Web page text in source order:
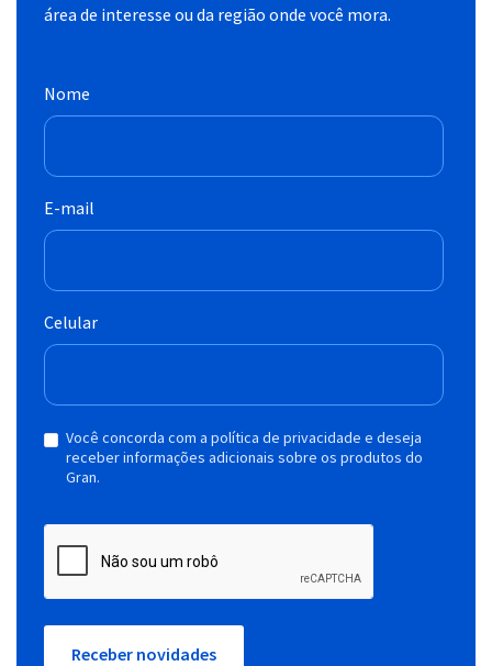
área de interesse ou da região onde você mora.
Nome
E-mail
Celular
Você concorda com a política de privacidade e deseja
receber informações adicionais sobre os produtos do
Gran.
Receber novidades